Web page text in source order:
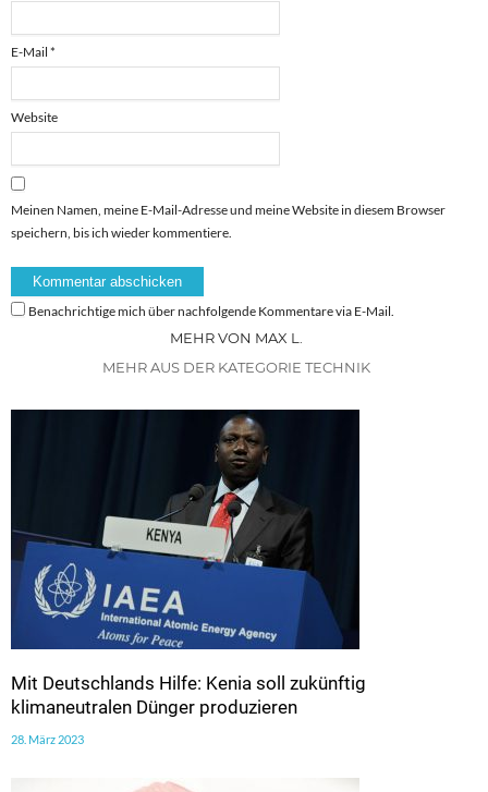
E-Mail *
Website
Meinen Namen, meine E-Mail-Adresse und meine Website in diesem Browser
speichern, bis ich wieder kommentiere.
Benachrichtige mich über nachfolgende Kommentare via E-Mail.
MEHR VON MAX L.
MEHR AUS DER KATEGORIE TECHNIK
Mit Deutschlands Hilfe: Kenia soll zukünftig
klimaneutralen Dünger produzieren
28. März 2023